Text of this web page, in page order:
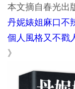
本文摘自春光出
丹妮婊姐麻口不
個人風格又不戳
》